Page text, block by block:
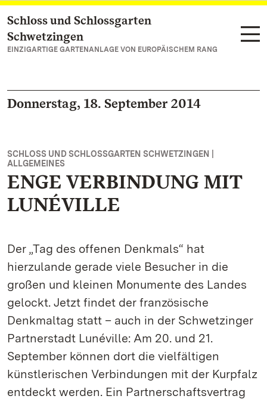
Zum Hauptinhalt springen
Schloss und Schlossgarten
Schwetzingen
EINZIGARTIGE GARTENANLAGE VON EUROPÄISCHEM RANG
Donnerstag, 18. September 2014
SCHLOSS UND SCHLOSSGARTEN SCHWETZINGEN |
ALLGEMEINES
ENGE VERBINDUNG MIT
LUNÉVILLE
Der „Tag des offenen Denkmals“ hat
hierzulande gerade viele Besucher in die
großen und kleinen Monumente des Landes
gelockt. Jetzt findet der französische
Denkmaltag statt – auch in der Schwetzinger
Partnerstadt Lunéville: Am 20. und 21.
September können dort die vielfältigen
künstlerischen Verbindungen mit der Kurpfalz
entdeckt werden. Ein Partnerschaftsvertrag